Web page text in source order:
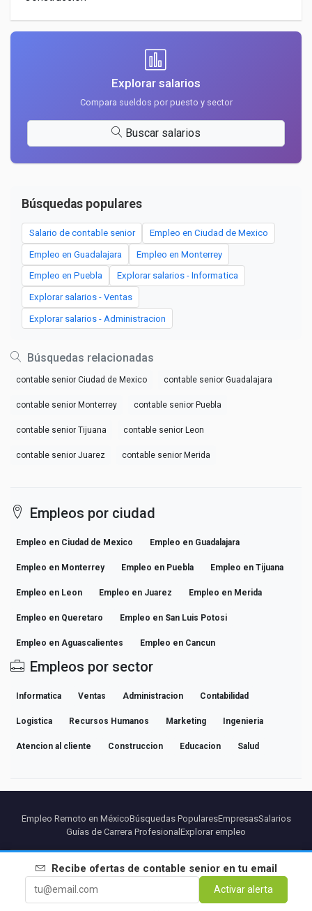
Explorar salarios
Compara sueldos por puesto y sector
Buscar salarios
Búsquedas populares
Salario de contable senior Empleo en Ciudad de Mexico
Empleo en Guadalajara Empleo en Monterrey
Empleo en Puebla Explorar salarios - Informatica
Explorar salarios - Ventas
Explorar salarios - Administracion
Búsquedas relacionadas
contable senior Ciudad de Mexico contable senior Guadalajara
contable senior Monterrey contable senior Puebla
contable senior Tijuana contable senior Leon
contable senior Juarez contable senior Merida
Empleos por ciudad
Empleo en Ciudad de Mexico Empleo en Guadalajara
Empleo en Monterrey Empleo en Puebla Empleo en Tijuana
Empleo en Leon Empleo en Juarez Empleo en Merida
Empleo en Queretaro Empleo en San Luis Potosi
Empleo en Aguascalientes Empleo en Cancun
Empleos por sector
Informatica Ventas Administracion Contabilidad
Logistica Recursos Humanos Marketing Ingenieria
Atencion al cliente Construccion Educacion Salud
Recibe ofertas de contable senioren tu email
Activar alerta
Empleo Remoto en MéxicoBúsquedas PopularesEmpresasSalarios
Guías de Carrera Profesional Explorar empleo
PartnersAviso legalPrivacidadTerminos Condiciones Premium
Cancelar PremiumSobre NosotrosContacto
© 2026 BEBEE PLATFORM SL - ID ESB84471838